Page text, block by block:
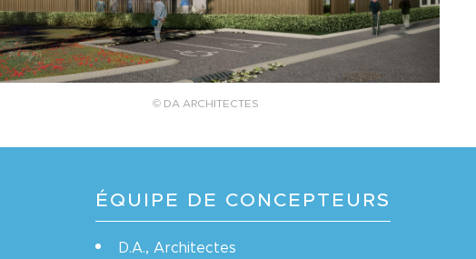
© DA ARCHITECTES
ÉQUIPE DE CONCEPTEURS
D.A., Architectes